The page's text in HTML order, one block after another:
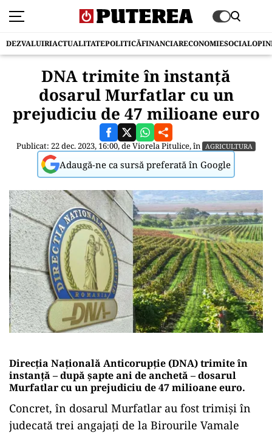
DEZVALUIRIACTUALITATEPOLITICĂFINANCIARECONOMIESOCIAL
DNA trimite în instanță
dosarul Murfatlar cu un
prejudiciu de 47 milioane euro
Publicat: 22 dec. 2023, 16:00, deViorela Pitulice, în AGRICULTURA
Adaugă-ne ca sursă preferată în Google
Direcția Națională Anticorupție (DNA) trimite în
instanță – după șapte ani de anchetă – dosarul
Murfatlar cu un prejudiciu de 47 milioane euro.
Concret, în dosarul Murfatlar au fost trimiși în
judecată trei angajaţi de la Birourile Vamale